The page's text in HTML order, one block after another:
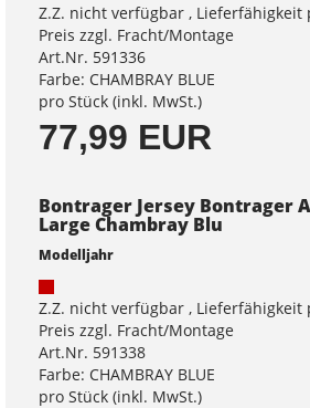
Z.Z. nicht verfügbar ,
Preis zzgl. Fracht/Montage
Art.Nr. 591336
Farbe: CHAMBRAY BLUE
pro Stück (inkl. MwSt.)
77,99 EUR
Bontrager Jersey Bontrager
Large Chambray Blu
Modelljahr
Z.Z. nicht verfügbar ,
Preis zzgl. Fracht/Montage
Art.Nr. 591338
Farbe: CHAMBRAY BLUE
pro Stück (inkl. MwSt.)